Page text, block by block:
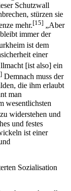
Schutzwall
stürzen sie
mehr.[15] „Aber
immer der
ist dem
einer
[ist also] ein
Demnach muss der
die ihm erlaubt
man
wesentlichsten
widerstehen und
und festes
ist einer
Sozialisation